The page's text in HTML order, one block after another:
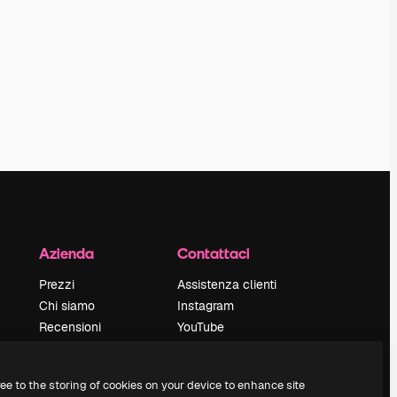
Azienda
Prezzi
Chi siamo
Recensioni
Blog
Contattaci
Assistenza clienti
Instagram
YouTube
Discord
to the storing of cookies on your device to enhance site